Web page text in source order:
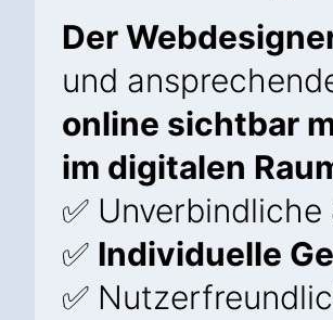
Der
und
online sichtbar
im digitalen
✅
✅ Individuelle
✅